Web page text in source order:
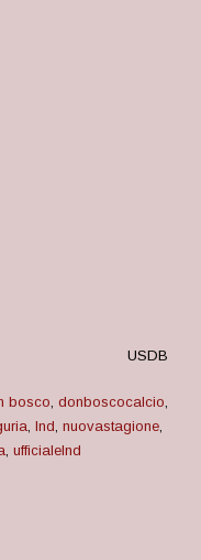
USDB
bosco, donboscocalcio,
, lnd, nuovastagione,
, ufficialelnd